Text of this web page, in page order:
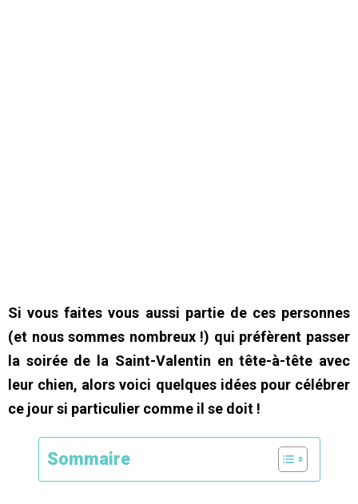
Si vous faites vous aussi partie de ces personnes
(et nous sommes nombreux !) qui préfèrent passer
la soirée de la Saint-Valentin en tête-à-tête avec
leur chien, alors voici quelques idées pour célébrer
ce jour si particulier comme il se doit !
Sommaire